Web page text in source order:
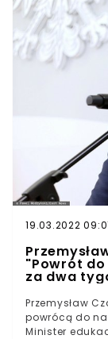
Franek Broda
dymisji
stanowi
młodych osób
przed
19.03.2022
"Powrót
za dwa
Przemysław
powrócą do
Minister